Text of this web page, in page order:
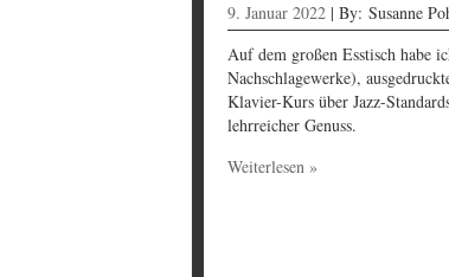
9. Januar 2022 | By: Susanne
Auf dem großen Esstisch habe
Nachschlagewerke),
Klavier-Kurs über Jazz-
lehrreicher Genuss.
Weiterlesen »